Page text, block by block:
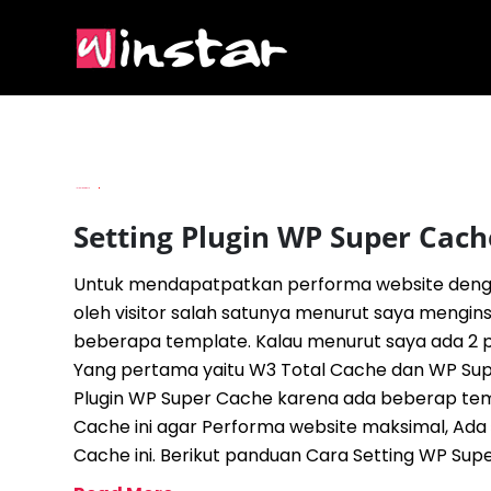
Setting Plugin WP Super
Untuk mendapatpatkan performa website
oleh visitor salah satunya menurut saya
beberapa template. Kalau menurut saya ada 2
Yang pertama yaitu W3 Total Cache dan WP
Plugin WP Super Cache karena ada beberap
Cache ini agar Performa website maksimal,
Cache ini. Berikut panduan Cara Setting WP
Imam Budianto